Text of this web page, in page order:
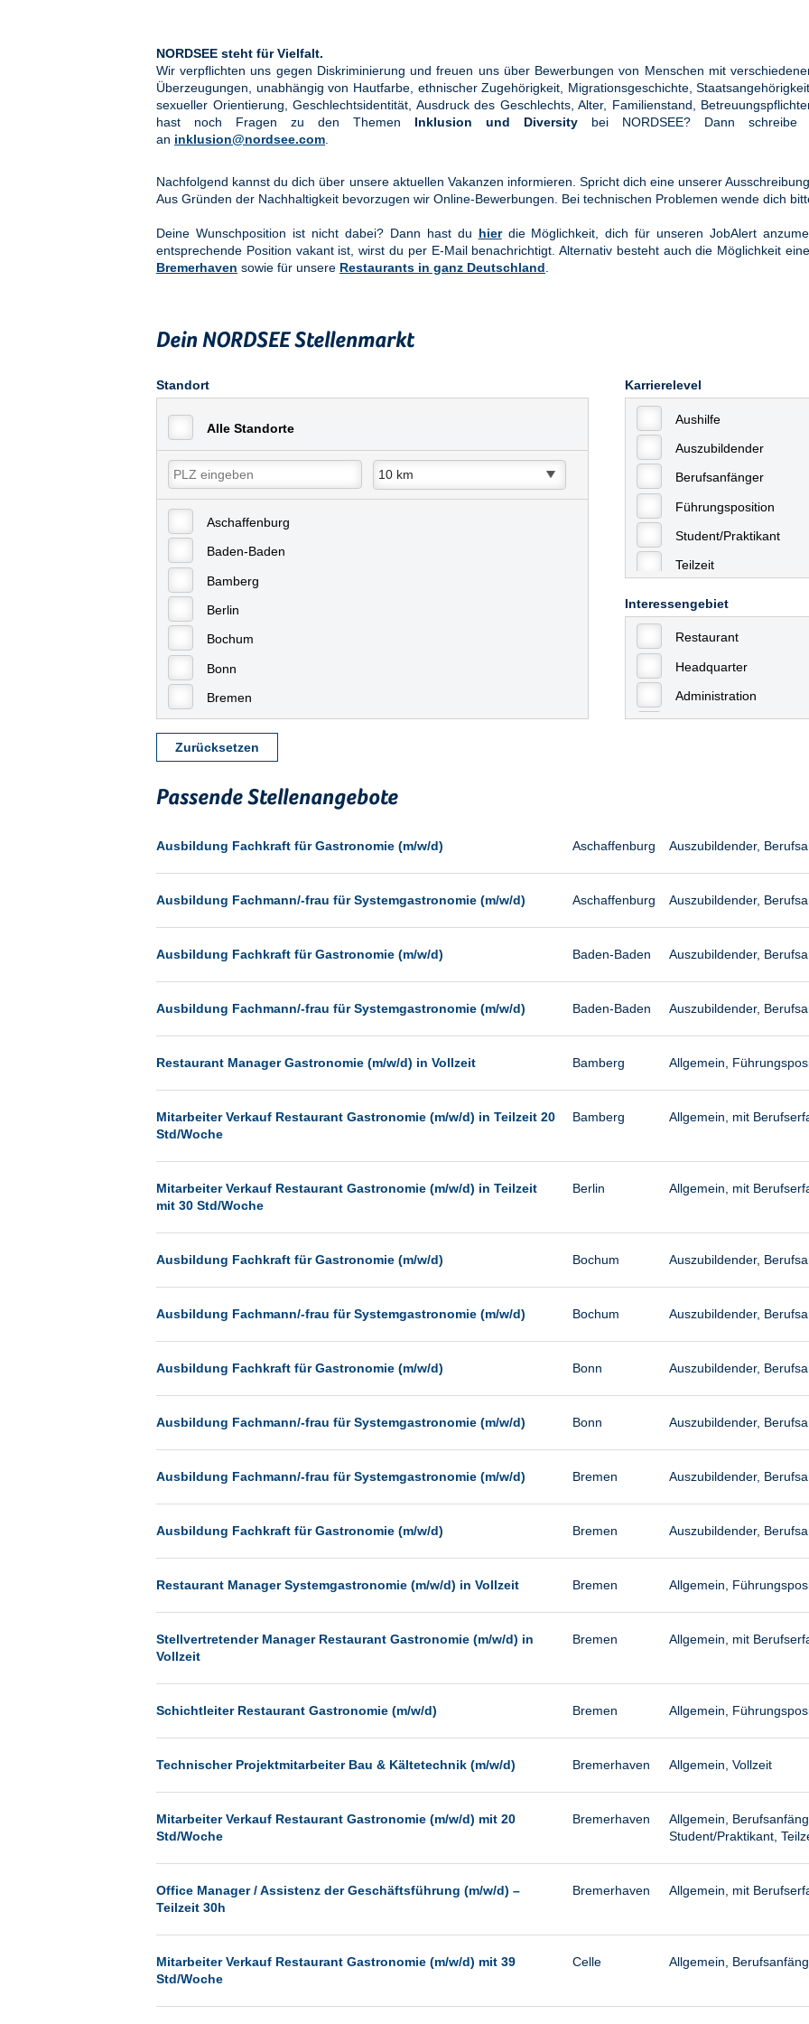
NORDSEE steht für Vielfalt.
Wir verpflichten uns gegen Diskriminierung und freuen uns über Bewerbungen von Menschen mit
Überzeugungen, unabhängig von Hautfarbe, ethnischer Zugehörigkeit, Migrationsgeschichte,
sexueller Orientierung, Geschlechtsidentität, Ausdruck des Geschlechts, Alter, Familienstand,
hast noch Fragen zu den Themen Inklusion und Diversity bei NORDSEE? Dann
an inklusion@nordsee.com
Nachfolgend kannst du dich über unsere aktuellen Vakanzen informieren. Spricht dich eine unserer
Aus Gründen der Nachhaltigkeit bevorzugen wir Online-Bewerbungen. Bei technischen Problemen wende dich
Deine Wunschposition ist nicht dabei? Dann hast du hierdie Möglichkeit, dich für unseren JobAlert
entsprechende Position vakant ist, wirst du per E-Mail benachrichtigt. Alternativ besteht auch die Möglichkeit
Bremerhaven sowie für unsere Restaurants in ganz Deutschland
Dein NORDSEE Stellenmarkt
Standort
Alle Standorte
Aschaffenburg
Baden-Baden
Bamberg
Berlin
Bochum
Bonn
Bremen
Celle
Chemnitz
Dresden
Düsseldorf
Erfurt
Essen
Frankfurt
Freiburg
Günthersdorf
Hamburg
Hannover
Hermsdorf
Ingolstadt
Kassel
Laatzen
Landau
Leipzig
Ludwigshafen
Münster
Passau
Pforzheim
Potsdam
Schwerin
Siegburg
Karrierelevel
Aushilfe
Auszubildender
Berufsanfänger
Führungsposition
Student/Praktikant
Teilzeit
Interessengebiet
Restaurant
Headquarter
Administration
Sonstiges
Vertrieb
Zurücksetzen
Passende Stellenangebote
Ausbildung Fachkraft für Gastronomie (m/w/d) Aschaffenburg Auszubildender,
Ausbildung Fachmann/-frau für Systemgastronomie (m/w/d) Aschaffenburg Auszubildender,
Ausbildung Fachkraft für Gastronomie (m/w/d) Baden-Baden Auszubildender,
Ausbildung Fachmann/-frau für Systemgastronomie (m/w/d) Baden-Baden Auszubildender,
Restaurant Manager Gastronomie (m/w/d) in Vollzeit Bamberg Allgemein,
Mitarbeiter Verkauf Restaurant Gastronomie (m/w/d) in Teilzeit 20
Std/Woche
Bamberg Allgemein, mit
Mitarbeiter Verkauf Restaurant Gastronomie (m/w/d) in Teilzeit
mit 30 Std/Woche
Berlin Allgemein, mit
Ausbildung Fachkraft für Gastronomie (m/w/d) Bochum Auszubildender,
Ausbildung Fachmann/-frau für Systemgastronomie (m/w/d) Bochum Auszubildender,
Ausbildung Fachkraft für Gastronomie (m/w/d) Bonn Auszubildender,
Ausbildung Fachmann/-frau für Systemgastronomie (m/w/d) Bonn Auszubildender,
Ausbildung Fachmann/-frau für Systemgastronomie (m/w/d) Bremen Auszubildender,
Ausbildung Fachkraft für Gastronomie (m/w/d) Bremen Auszubildender,
Restaurant Manager Systemgastronomie (m/w/d) in Vollzeit Bremen Allgemein,
Stellvertretender Manager Restaurant Gastronomie (m/w/d) in
Vollzeit
Bremen Allgemein, mit
Schichtleiter Restaurant Gastronomie (m/w/d) Bremen Allgemein,
Technischer Projektmitarbeiter Bau & Kältetechnik (m/w/d) Bremerhaven Allgemein, Vollzeit
Mitarbeiter Verkauf Restaurant Gastronomie (m/w/d) mit 20
Std/Woche
Bremerhaven
Allgemein,
Student/Praktikant,
Office Manager / Assistenz der Geschäftsführung (m/w/d) –
Teilzeit 30h
Bremerhaven Allgemein, mit
Mitarbeiter Verkauf Restaurant Gastronomie (m/w/d) mit 39
Std/Woche
Celle Allgemein,